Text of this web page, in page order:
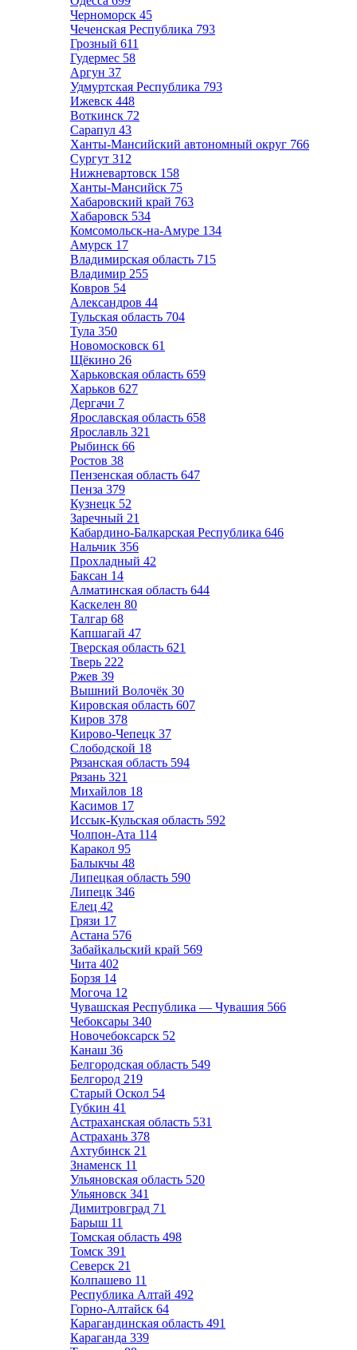
Черноморск 45
Чеченская Республика 793
Грозный 611
Гудермес 58
Аргун 37
Удмуртская Республика 793
Ижевск 448
Воткинск 72
Сарапул 43
Ханты-Мансийский автономный округ 766
Сургут 312
Нижневартовск 158
Ханты-Мансийск 75
Хабаровский край 763
Хабаровск 534
Комсомольск-на-Амуре 134
Амурск 17
Владимирская область 715
Владимир 255
Ковров 54
Александров 44
Тульская область 704
Тула 350
Новомосковск 61
Щёкино 26
Харьковская область 659
Харьков 627
Дергачи 7
Ярославская область 658
Ярославль 321
Рыбинск 66
Ростов 38
Пензенская область 647
Пенза 379
Кузнецк 52
Заречный 21
Кабардино-Балкарская Республика 646
Нальчик 356
Прохладный 42
Баксан 14
Алматинская область 644
Каскелен 80
Талгар 68
Капшагай 47
Тверская область 621
Тверь 222
Ржев 39
Вышний Волочёк 30
Кировская область 607
Киров 378
Кирово-Чепецк 37
Слободской 18
Рязанская область 594
Рязань 321
Михайлов 18
Касимов 17
Иссык-Кульская область 592
Чолпон-Ата 114
Каракол 95
Балыкчы 48
Липецкая область 590
Липецк 346
Елец 42
Грязи 17
Астана 576
Забайкальский край 569
Чита 402
Борзя 14
Могоча 12
Чувашская Республика — Чувашия 566
Чебоксары 340
Новочебоксарск 52
Канаш 36
Белгородская область 549
Белгород 219
Старый Оскол 54
Губкин 41
Астраханская область 531
Астрахань 378
Ахтубинск 21
Знаменск 11
Ульяновская область 520
Ульяновск 341
Димитровград 71
Барыш 11
Томская область 498
Томск 391
Северск 21
Колпашево 11
Республика Алтай 492
Горно-Алтайск 64
Карагандинская область 491
Караганда 339